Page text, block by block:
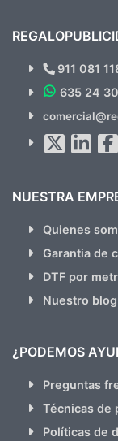
¿Quieres
hacemos Spam)
911 081
635 24
NUESTRA
Quienes
Garantia de
DTF por
Nuestro blog
¿PODEMOS
Preguntas
Técnicas de
Políticas de